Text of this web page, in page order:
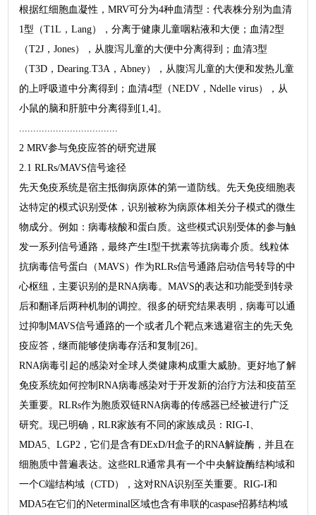
根据红细胞血凝性，MRV可分为4种血清型：代表株分别为血清
1型（T1L，Lang），分离于健康儿童咽粘液和大便；血清2型
（T2J，Jones），从腹泻儿童的大便中分离得到；血清3型
（T3D，Dearing.T3A，Abney），从腹泻儿童的大便和发热儿童
的上呼吸道中分离得到；血清4型（NEDV，Ndelle virus），从
小鼠的脑和肝脏中分离得到[1,4]。
2 MRV参与免疫应答的研究进展
2.1 RLRs/MAVS信号途径
先天免疫系统是宿主抵御病原体的第一道防线。先天免疫细胞表
达特定的模式识别受体，识别被称为病原体相关分子模式的微生
物成分。例如：病毒核酸和蛋白质。这些模式识别受体的参与触
发一系列信号通路，最终产生I型干扰素等抗病毒介质。线粒体
抗病毒信号蛋白（MAVS）作为RLRs信号通路启动信号转导的中
心枢纽，主要识别的是RNA病毒。MAVS的表达和功能受到转录
后和翻译后两种机制的调控。很多的研究结果表明，病毒可以通
过抑制MAVS信号通路的一个或者几个靶点来逃避宿主的先天免
疫应答，继而能够使病毒存活和复制[26]。
RNA病毒引起的感染对全球人类健康构成重大威胁。更好地了解
免疫系统如何控制RNA病毒感染对于开发新的治疗方法和疫苗至
关重要。RLRs作为胞质双链RNA病毒的传感器已经被进行广泛
研究。现已明确，RLR家族有不同的家族成员：RIG-I、
MDA5、LGP2，它们是含有DExD/H盒子的RNA解旋酶，并且在
细胞质中普遍表达。这些RLR通常具有一个中央解旋酶结构域和
一个C端结构域（CTD），这对RNA识别至关重要。RIG-I和
MDA5在它们的Neterminal区域也含有串联的caspase招募结构域